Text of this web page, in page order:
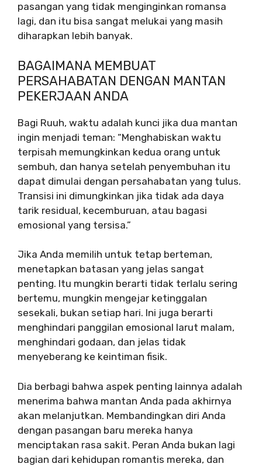
pasangan yang tidak menginginkan romansa
lagi, dan itu bisa sangat melukai yang masih
diharapkan lebih banyak.
BAGAIMANA MEMBUAT
PERSAHABATAN DENGAN MANTAN
PEKERJAAN ANDA
Bagi Ruuh, waktu adalah kunci jika dua mantan
ingin menjadi teman: “Menghabiskan waktu
terpisah memungkinkan kedua orang untuk
sembuh, dan hanya setelah penyembuhan itu
dapat dimulai dengan persahabatan yang tulus.
Transisi ini dimungkinkan jika tidak ada daya
tarik residual, kecemburuan, atau bagasi
emosional yang tersisa.”
Jika Anda memilih untuk tetap berteman,
menetapkan batasan yang jelas sangat
penting. Itu mungkin berarti tidak terlalu sering
bertemu, mungkin mengejar ketinggalan
sesekali, bukan setiap hari. Ini juga berarti
menghindari panggilan emosional larut malam,
menghindari godaan, dan jelas tidak
menyeberang ke keintiman fisik.
Dia berbagi bahwa aspek penting lainnya adalah
menerima bahwa mantan Anda pada akhirnya
akan melanjutkan. Membandingkan diri Anda
dengan pasangan baru mereka hanya
menciptakan rasa sakit. Peran Anda bukan lagi
bagian dari kehidupan romantis mereka, dan